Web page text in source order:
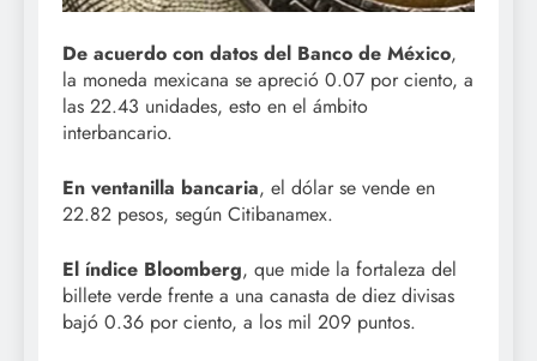
De acuerdo con datos del Banco de México,
la moneda mexicana se apreció 0.07 por ciento, a
las 22.43 unidades, esto en el ámbito
interbancario.
En ventanilla bancaria, el dólar se vende en
22.82 pesos, según Citibanamex.
El índice Bloomberg, que mide la fortaleza del
billete verde frente a una canasta de diez divisas
bajó 0.36 por ciento, a los mil 209 puntos.